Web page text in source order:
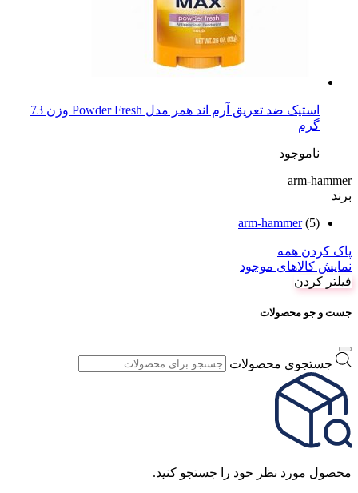
استیک ضد تعریق آرم اند همر مدل Powder Fresh وزن 73
گرم
ناموجود
arm-hammer
برند
arm-hammer (5)
پاک کردن همه
نمایش کالاهای موجود
فیلتر کردن
جست و جو محصولات
جستجوی محصولات
محصول مورد نظر خود را جستجو کنید.